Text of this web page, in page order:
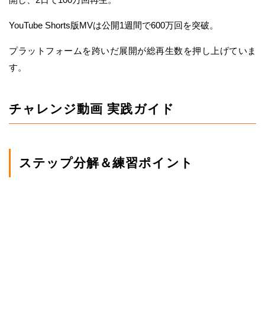
YouTube Shorts版MVは公開1週間で600万回を突破。
プラットフォームを跨いだ展開が総再生数を押し上げていま
す。
チャレンジ動画 実践ガイド
ステップ分解＆練習ポイント